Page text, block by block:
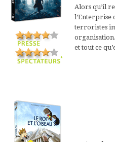
Alors qu’il
l’Enterprise
terroristes
et tout ce